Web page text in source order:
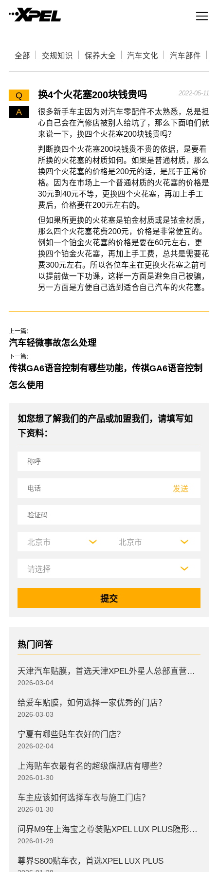
全部 交规知识 保养大全 汽车文化 汽车部件
Q 换4个火花塞200块钱贵吗 2022-05-11
A
很多新手车主因为对汽车零配件不太熟悉，总是担
心自己会在汽修店被别人给坑了，那么下面咱们就
来说一下，换四个火花塞200块钱贵吗？
判断换四个火花塞200块钱贵不贵的依据，是要看
所换的火花塞的材质如何。如果是普通材质，那么
换四个火花塞的价格是200元的话，是属于正常价
格。因为在市场上一个普通材质的火花塞的价格是
30元到40元不等，更换四个火花塞，再加上手工
费后，价格要在200元左右的。
但如果所更换的火花塞是铂金材质或是铱金材质，
那么四个火花塞花费200元，价格是非常便宜的。
例如一个铂金火花塞的价格是要在60元左右，更
换四个铂金火花塞，再加上手工费，总共是需要花
费300元左右。所以各位车主在更换火花塞之前可
以提前做一下功课，这样一方面是避免自己被骗，
另一方面是方便自己选到适合自己汽车的火花塞。
上一篇：
汽车轻微事故怎么处理
下一篇：
传祺GA6语音控制有哪些功能，传祺GA6语音控制
怎么使用
如您想了解我们的产品或加盟我们，请填写如
下资料：
发送
热门问答
天津汽车贴膜，首选天津XPEL外星人总部直营店，高口碑店
2026-03-04
给爱车贴膜，如何选择一家优秀的门店？
2026-03-03
宁夏有哪些贴车衣好的门店？
2026-02-04
上海贴车衣最有名的超级旗舰店有哪些？
2026-01-30
车主应该如何选择车衣与施工门店？
2026-01-30
问界M9在上海宝之尊装贴XPEL LUX PLUS隐形车衣
2026-01-29
尊界S800贴车衣，首选XPEL LUX PLUS